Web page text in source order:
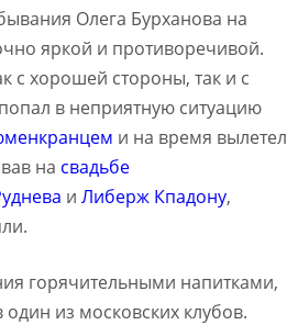
Олега Бурханова на
яркой и противоречивой.
с хорошей стороны, так и с
в неприятную ситуацию
и на время вылетел
на свадьбе
и Либерж Кпадону,
горячительными напитками,
из московских клубов.